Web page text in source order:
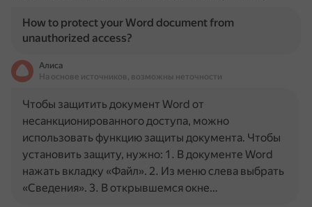
How to protect your Word document from
unauthorized access?
Алиса
На основе источников, возможны неточности
Чтобы защитить документ Word от
несанкционированного доступа, можно
использовать функцию защиты документа. Чтобы
установить защиту, нужно: 1. В документе Word
нажать вкладку «Файл». 2. Из меню слева выбрать
«Сведения». 3. В открывшемся окне…